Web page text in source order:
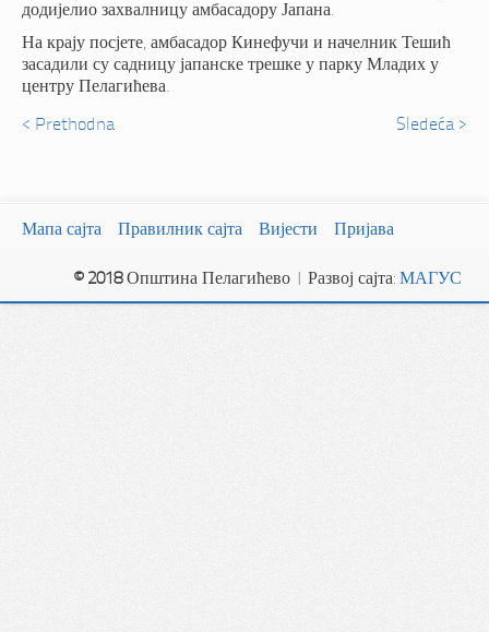
додијелио захвалницу амбасадору Јапана.
На крају посјете, амбасадор Кинефучи и начелник Тешић
засадили су садницу јапанске трешке у парку Младих у
центру Пелагићева.
< Prethodna Sledeća >
Мапа сајта Правилник сајта Вијести Пријава
© 2018Општина Пелагићево | Развој сајта: МАГУС